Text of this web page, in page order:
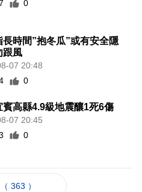
0
長時間”抱冬瓜”或有安全隱
跟風
07 20:48
0
賓高縣4.9級地震釀1死6傷
07 20:45
0
363 ）